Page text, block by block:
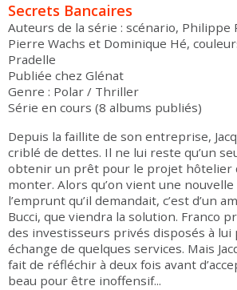
Secrets Bancaires
Auteurs de la série : scénario, Philippe
Pierre Wachs et Dominique Hé,
Pradelle
Publiée chez Glénat
Genre : Polar / Thriller
Série en cours (8 albums publiés)
Depuis la faillite de son entreprise,
criblé de dettes. Il ne lui reste qu’un
obtenir un prêt pour le projet hôtelier
monter. Alors qu’on vient une
l’emprunt qu’il demandait, c’est d’un
Bucci, que viendra la solution. Franco
des investisseurs privés disposés à lui
échange de quelques services. Mais
fait de réfléchir à deux fois avant
beau pour être inoffensif...